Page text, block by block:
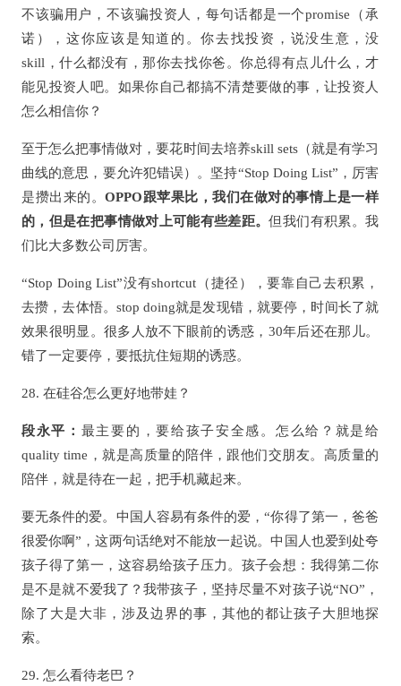
不该骗用户，不该骗投资人，每句话都是一个promise（承
诺），这你应该是知道的。你去找投资，说没生意，没
skill，什么都没有，那你去找你爸。你总得有点儿什么，才
能见投资人吧。如果你自己都搞不清楚要做的事，让投资人
怎么相信你？
至于怎么把事情做对，要花时间去培养skill sets（就是有学习
曲线的意思，要允许犯错误）。坚持“Stop Doing List”，厉害
是攒出来的。OPPO跟苹果比，我们在做对的事情上是一样
的，但是在把事情做对上可能有些差距。但我们有积累。我
们比大多数公司厉害。
“Stop Doing List”没有shortcut（捷径），要靠自己去积累，
去攒，去体悟。stop doing就是发现错，就要停，时间长了就
效果很明显。很多人放不下眼前的诱惑，30年后还在那儿。
错了一定要停，要抵抗住短期的诱惑。
28. 在硅谷怎么更好地带娃？
段永平： 最主要的，要给孩子安全感。怎么给？就是给
quality time，就是高质量的陪伴，跟他们交朋友。高质量的
陪伴，就是待在一起，把手机藏起来。
要无条件的爱。中国人容易有条件的爱，“你得了第一，爸爸
很爱你啊”，这两句话绝对不能放一起说。中国人也爱到处夸
孩子得了第一，这容易给孩子压力。孩子会想：我得第二你
是不是就不爱我了？我带孩子，坚持尽量不对孩子说“NO”，
除了大是大非，涉及边界的事，其他的都让孩子大胆地探
索。
29. 怎么看待老巴？